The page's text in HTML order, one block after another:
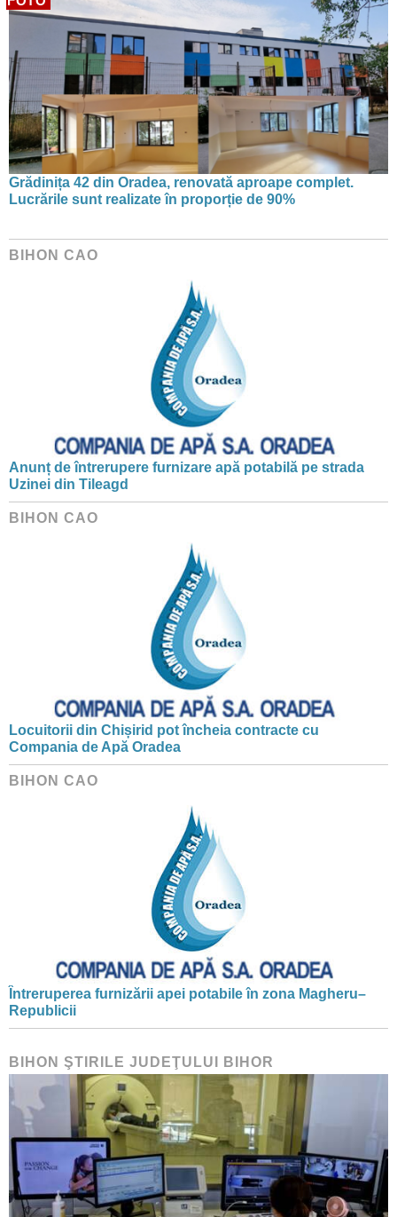
Grădinița 42 din Oradea, renovată aproape complet.
Lucrările sunt realizate în proporție de 90%
BIHON CAO
Anunț de întrerupere furnizare apă potabilă pe strada
Uzinei din Tileagd
BIHON CAO
Locuitorii din Chișirid pot încheia contracte cu
Compania de Apă Oradea
BIHON CAO
Întreruperea furnizării apei potabile în zona Magheru–
Republicii
BIHON ŞTIRILE JUDEŢULUI BIHOR